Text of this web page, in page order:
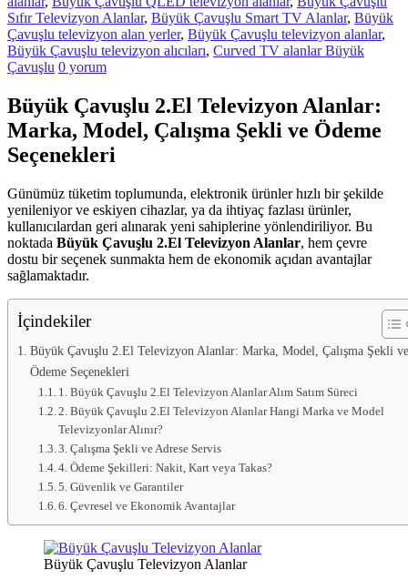
hemen
bize
satarak
nakit
ödeme
TV
alanlar
adresten
alım
yapıyor
Sıfır Televizyon Alanlar, Büyük Çavuşlu Smart TV Alanlar, Büyük
Çavuşlu televizyon alan yerler, Büyük Çavuşlu televizyon alanlar,
Büyük Çavuşlu televizyon alıcıları, Curved TV alanlar Büyük
Çavuşlu 0 yorum
Büyük Çavuşlu 2.El Televizyon Alanlar:
Marka, Model, Çalışma Şekli ve Ödeme
Seçenekleri
Günümüz tüketim toplumunda, elektronik ürünler hızlı bir şekilde
yenileniyor ve eskiyen cihazlar, ya da ihtiyaç fazlası ürünler,
kullanıcılardan geri alınarak yeni sahiplerine yönlendiriliyor. Bu
noktada Büyük Çavuşlu 2.El Televizyon Alanlar, hem çevre
dostu bir seçenek sunmakta hem de ekonomik açıdan avantajlar
sağlamaktadır.
İçindekiler
Büyük Çavuşlu 2.El Televizyon Alanlar: Marka, Model, Çalışma Şekli ve
Ödeme Seçenekleri
1. Büyük Çavuşlu 2.El Televizyon Alanlar Alım Satım Süreci
2. Büyük Çavuşlu 2.El Televizyon Alanlar Hangi Marka ve Model
Televizyonlar Alınır?
3. Çalışma Şekli ve Adrese Servis
4. Ödeme Şekilleri: Nakit, Kart veya Takas?
5. Güvenlik ve Garantiler
6. Çevresel ve Ekonomik Avantajlar
Büyük Çavuşlu Televizyon Alanlar